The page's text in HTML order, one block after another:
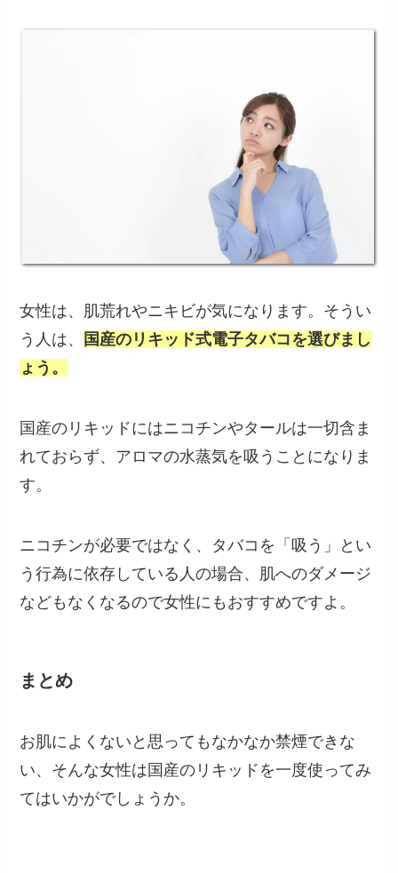
女性は、肌荒れやニキビが気になります。そうい
う人は、
国産のリキッド式電子タバコを選びまし
ょう。
国産のリキッドにはニコチンやタールは一切含ま
れておらず、アロマの水蒸気を吸うことになりま
す。
ニコチンが必要ではなく、タバコを「吸う」とい
う行為に依存している人の場合、肌へのダメージ
などもなくなるので女性にもおすすめですよ。
まとめ
お肌によくないと思ってもなかなか禁煙できな
い、そんな女性は国産のリキッドを一度使ってみ
てはいかがでしょうか。